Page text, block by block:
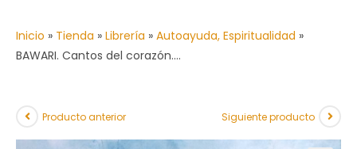
Inicio » Tienda » Librería » Autoayuda, Espiritualidad »
BAWARI. Cantos del corazón.…
Producto anterior Siguiente producto